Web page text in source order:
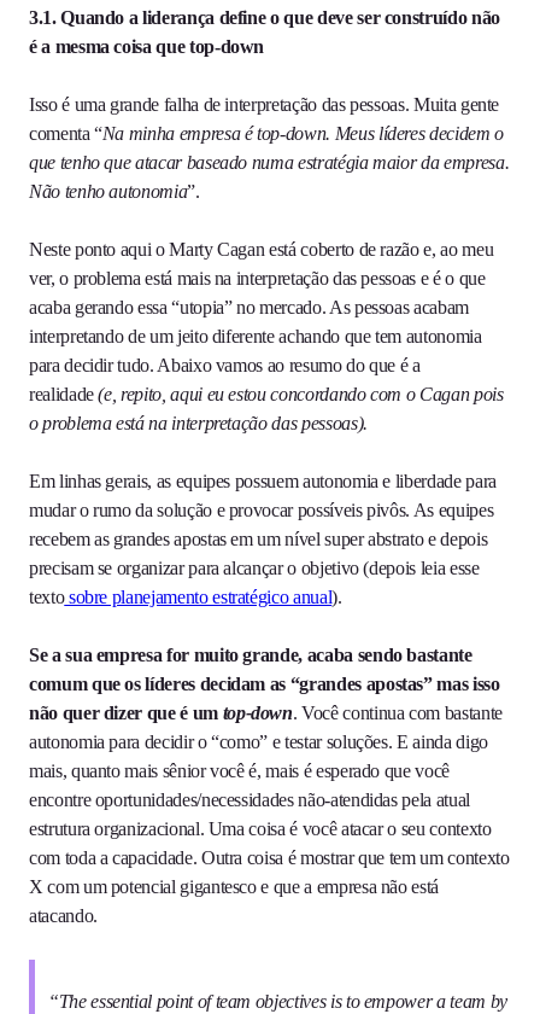
3.1. Quando a liderança define o que deve ser construído não
é a mesma coisa que top-down
Isso é uma grande falha de interpretação das pessoas. Muita gente
comenta “Na minha empresa é top-down. Meus líderes decidem o
que tenho que atacar baseado numa estratégia maior da empresa.
Não tenho autonomia”.
Neste ponto aqui o Marty Cagan está coberto de razão e, ao meu
ver, o problema está mais na interpretação das pessoas e é o que
acaba gerando essa “utopia” no mercado. As pessoas acabam
interpretando de um jeito diferente achando que tem autonomia
para decidir tudo. Abaixo vamos ao resumo do que é a
realidade(e, repito, aqui eu estou concordando com o Cagan pois
o problema está na interpretação das pessoas).
Em linhas gerais, as equipes possuem autonomia e liberdade para
mudar o rumo da solução e provocar possíveis pivôs. As equipes
recebem as grandes apostas em um nível super abstrato e depois
precisam se organizar para alcançar o objetivo (depois leia esse
textosobre planejamento estratégico anual).
Se a sua empresa for muito grande, acaba sendo bastante
comum que os líderes decidam as “grandes apostas” mas isso
não quer dizer que é um top-down. Você continua com bastante
autonomia para decidir o “como” e testar soluções. E ainda digo
mais, quanto mais sênior você é, mais é esperado que você
encontre oportunidades/necessidades não-atendidas pela atual
estrutura organizacional. Uma coisa é você atacar o seu contexto
com toda a capacidade. Outra coisa é mostrar que tem um contexto
X com um potencial gigantesco e que a empresa não está
atacando.
“The essential point of team objectives is to empower a team by